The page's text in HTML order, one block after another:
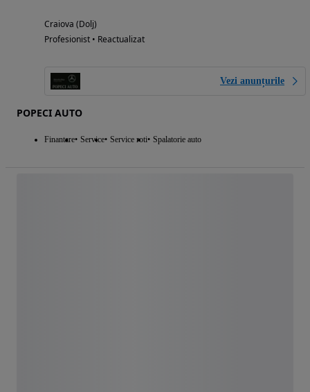
Craiova (Dolj)
Profesionist • Reactualizat
Vezi anunțurile
POPECI AUTO
Finantare Service Service roti Spalatorie auto